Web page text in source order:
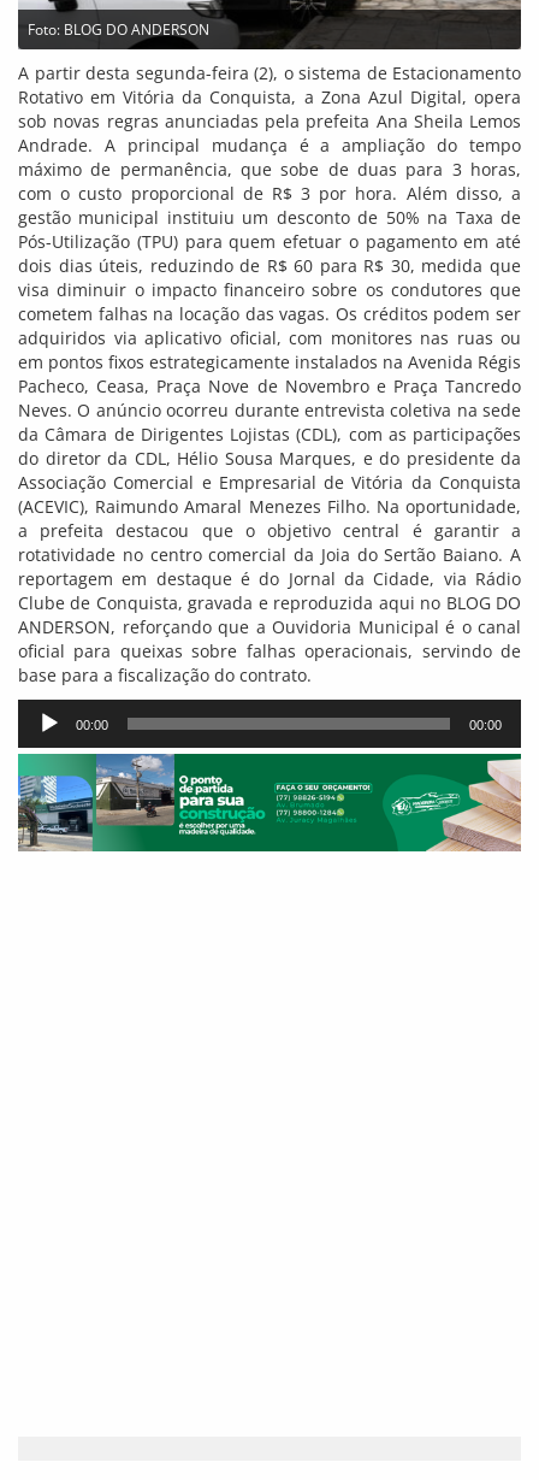
Foto: BLOG DO ANDERSON
A partir desta segunda-feira (2), o sistema de Estacionamento
Rotativo em Vitória da Conquista, a Zona Azul Digital, opera
sob novas regras anunciadas pela prefeita Ana Sheila Lemos
Andrade. A principal mudança é a ampliação do tempo
máximo de permanência, que sobe de duas para 3 horas,
com o custo proporcional de R$ 3 por hora. Além disso, a
gestão municipal instituiu um desconto de 50% na Taxa de
Pós-Utilização (TPU) para quem efetuar o pagamento em até
dois dias úteis, reduzindo de R$ 60 para R$ 30, medida que
visa diminuir o impacto financeiro sobre os condutores que
cometem falhas na locação das vagas. Os créditos podem ser
adquiridos via aplicativo oficial, com monitores nas ruas ou
em pontos fixos estrategicamente instalados na Avenida Régis
Pacheco, Ceasa, Praça Nove de Novembro e Praça Tancredo
Neves. O anúncio ocorreu durante entrevista coletiva na sede
da Câmara de Dirigentes Lojistas (CDL), com as participações
do diretor da CDL, Hélio Sousa Marques, e do presidente da
Associação Comercial e Empresarial de Vitória da Conquista
(ACEVIC), Raimundo Amaral Menezes Filho. Na oportunidade,
a prefeita destacou que o objetivo central é garantir a
rotatividade no centro comercial da Joia do Sertão Baiano. A
reportagem em destaque é do Jornal da Cidade, via Rádio
Clube de Conquista, gravada e reproduzida aqui no BLOG DO
ANDERSON, reforçando que a Ouvidoria Municipal é o canal
oficial para queixas sobre falhas operacionais, servindo de
base para a fiscalização do contrato.
Tocador
áudio
00:00 00:00